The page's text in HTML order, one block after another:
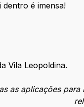
dentro é imensa!
Vila Leopoldina.
as aplicações